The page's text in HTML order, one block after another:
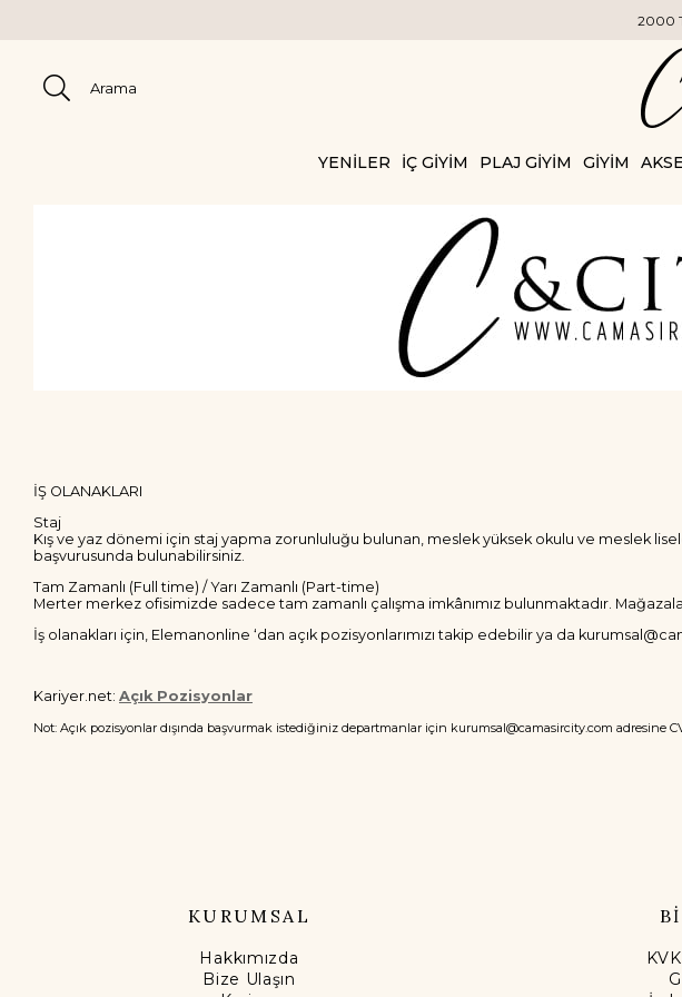
2000
YENİLER İÇ GİYİM PLAJ GİYİM GİYİM
İŞ OLANAKLARI
Staj
Kış ve yaz dönemi için staj yapma zorunluluğu bulunan, meslek yüksek okulu ve meslek
başvurusunda bulunabilirsiniz.
Tam Zamanlı (Full time) / Yarı Zamanlı (Part-time)
Merter merkez ofisimizde sadece tam zamanlı çalışma imkânımız bulunmaktadır.
İş olanakları için, Elemanonline ‘dan açık pozisyonlarımızı takip edebilir ya da
Kariyer.net: Açık Pozisyonlar
Not: Açık pozisyonlar dışında başvurmak istediğiniz departmanlar için kurumsal@camasircity.com adresine
KURUMSAL
Hakkımızda
Bize Ulaşın